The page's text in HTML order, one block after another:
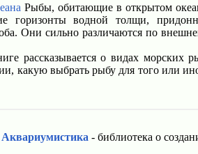
Рыбы, обитающие в открытом
горизонты водной толщи,
Они сильно различаются по
рассказывается о видах морских
какую выбрать рыбу для того или
Аквариумистика - библиотека о